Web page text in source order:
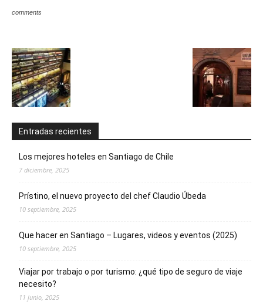
comments
Entradas recientes
Los mejores hoteles en Santiago de Chile
7 diciembre, 2025
Prístino, el nuevo proyecto del chef Claudio Úbeda
10 septiembre, 2025
Que hacer en Santiago – Lugares, videos y eventos (2025)
10 septiembre, 2025
Viajar por trabajo o por turismo: ¿qué tipo de seguro de viaje
necesito?
11 junio, 2025